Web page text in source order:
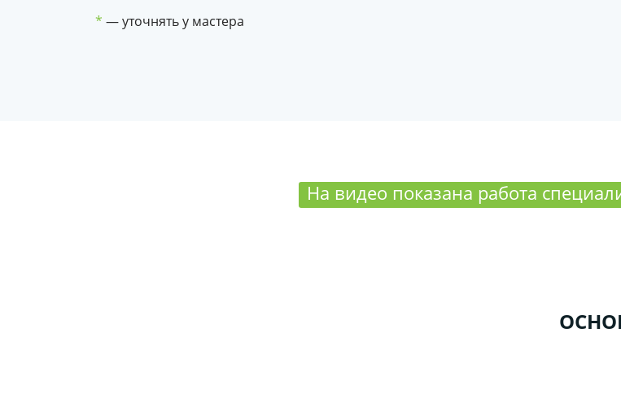
* — уточнять у мастера
На видео показана работа